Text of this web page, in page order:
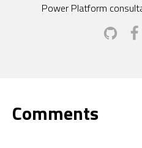
Power Platform
Comments